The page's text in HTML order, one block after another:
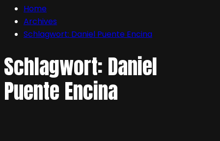
Home
Archives
Schlagwort: Daniel Puente Encina
Schlagwort: Daniel
Puente Encina